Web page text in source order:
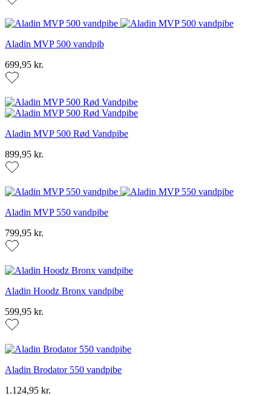
Aladin MVP 500 vandpib
699,95 kr.
Aladin MVP 500 Rød Vandpibe
899,95 kr.
Aladin MVP 550 vandpibe
799,95 kr.
Aladin Hoodz Bronx vandpibe
599,95 kr.
Aladin Brodator 550 vandpibe
1.124,95 kr.